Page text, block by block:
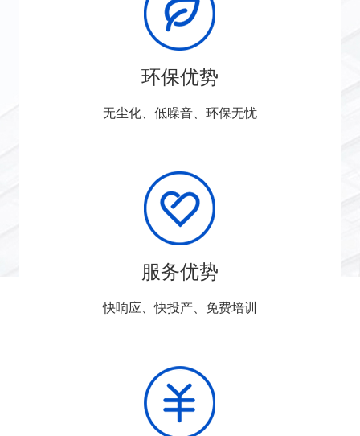
环保优势
无尘化、低噪音、环保无忧
服务优势
快响应、快投产、免费培训